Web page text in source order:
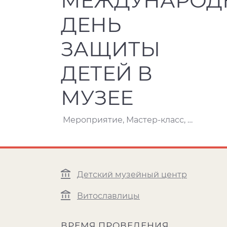
ДЕНЬ
ЗАЩИТЫ
ДЕТЕЙ В
МУЗЕЕ
Мероприятие, Мастер-класс, Игра, квест
Детский музейный центр
Витославлицы